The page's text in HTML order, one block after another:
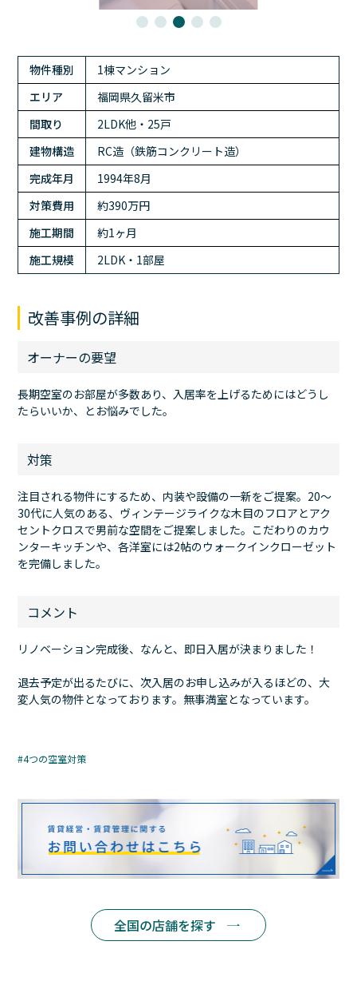
物件種別
1棟マンション
エリア
福岡県久留米市
間取り
2LDK他・25戸
建物構造
RC造（鉄筋コンクリート造）
完成年月
1994年8月
対策費用
約390万円
施工期間
約1ヶ月
施工規模
2LDK・1部屋
改善事例の詳細
オーナーの要望
長期空室のお部屋が多数あり、入居率を上げるためにはどうし
たらいいか、とお悩みでした。
対策
注目される物件にするため、内装や設備の一新をご提案。20～
30代に人気のある、ヴィンテージライクな木目のフロアとアク
セントクロスで男前な空間をご提案しました。こだわりのカウ
ンターキッチンや、各洋室には2帖のウォークインクローゼット
を完備しました。
コメント
リノベーション完成後、なんと、即日入居が決まりました！
退去予定が出るたびに、次入居のお申し込みが入るほどの、大
変人気の物件となっております。無事満室となっています。
4つの空室対策
全国の店舗を探す